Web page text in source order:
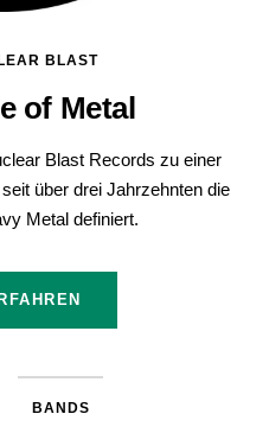
BLAST
of Metal
Blast Records zu einer
über drei Jahrzehnten die
Metal definiert.
BANDS